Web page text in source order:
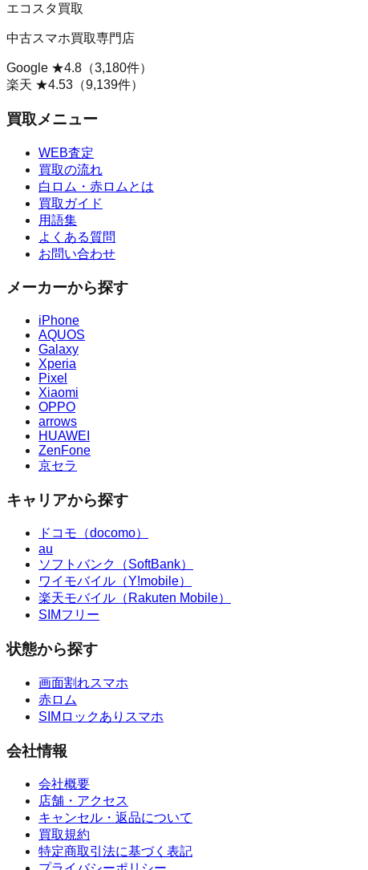
エコスタ買取
中古スマホ買取専門店
Google ★4.8 （3,180件）
楽天 ★4.53 （9,139件）
買取メニュー
WEB査定
買取の流れ
白ロム・赤ロムとは
買取ガイド
用語集
よくある質問
お問い合わせ
メーカーから探す
iPhone
AQUOS
Galaxy
Xperia
Pixel
Xiaomi
OPPO
arrows
HUAWEI
ZenFone
京セラ
キャリアから探す
ドコモ（docomo）
au
ソフトバンク（SoftBank）
ワイモバイル（Y!mobile）
楽天モバイル（Rakuten Mobile）
SIMフリー
状態から探す
画面割れスマホ
赤ロム
SIMロックありスマホ
会社情報
会社概要
店舗・アクセス
キャンセル・返品について
買取規約
特定商取引法に基づく表記